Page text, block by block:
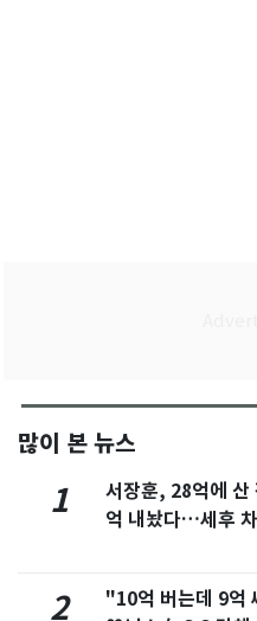
많이 본 뉴스
1
서장훈, 28억에 산
억 내놨다…세후
2
"10억 버는데 9